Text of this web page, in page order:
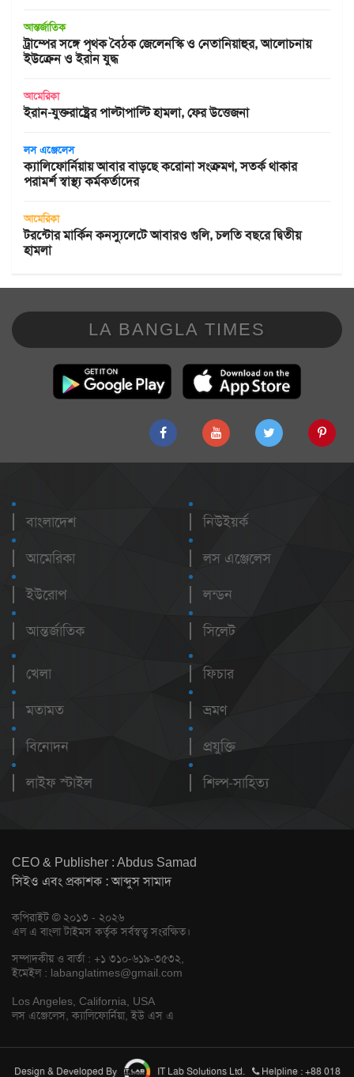
আন্তর্জাতিক
ট্রাম্পের সঙ্গে পৃথক বৈঠক জেলেনস্কি ও নেতানিয়াহুর, আলোচনায়
ইউক্রেন ও ইরান যুদ্ধ
আমেরিকা
ইরান-যুক্তরাষ্ট্রের পাল্টাপাল্টি হামলা, ফের উত্তেজনা
লস এঞ্জেলেস
ক্যালিফোর্নিয়ায় আবার বাড়ছে করোনা সংক্রমণ, সতর্ক থাকার
পরামর্শ স্বাস্থ্য কর্মকর্তাদের
আমেরিকা
টরন্টোর মার্কিন কনস্যুলেটে আবারও গুলি, চলতি বছরে দ্বিতীয়
হামলা
LA BANGLA TIMES
বাংলাদেশ
আমেরিকা
ইউরোপ
আন্তর্জাতিক
নিউইয়র্ক
লস এঞ্জেলেস
লন্ডন
সিলেট
খেলা
মতামত
বিনোদন
লাইফ স্টাইল
ফিচার
ভ্রমণ
প্রযুক্তি
শিল্প-সাহিত্য
CEO & Publisher : Abdus Samad
সিইও এবং প্রকাশক : আব্দুস সামাদ
কপিরাইট © ২০১৩ - ২০২৬
এল এ বাংলা টাইমস কর্তৃক সর্বস্বত্ব সংরক্ষিত।
সম্পাদকীয় ও বার্তা : +১ ৩১০-৬১৯-৩৫৩২,
ইমেইল : labanglatimes@gmail.com
Los Angeles, California, USA
লস এঞ্জেলেস, ক্যালিফোর্নিয়া, ইউ এস এ
Design & Developed By IT Lab Solutions Ltd. Helpline : +88 018